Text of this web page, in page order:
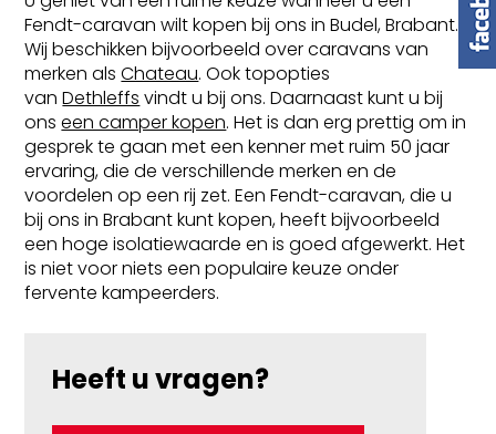
Fendt-caravan wilt kopen bij ons in Budel, Brabant.
Wij beschikken bijvoorbeeld over caravans van
merken alsChateau. Ook topopties
vanDethleffs vindt u bij ons. Daarnaast kunt u bij
onseen camper kopen. Het is dan erg prettig om in
gesprek te gaan met een kenner met ruim 50 jaar
ervaring, die de verschillende merken en de
voordelen op een rij zet. Een Fendt-caravan, die u
bij ons in Brabant kunt kopen, heeft bijvoorbeeld
een hoge isolatiewaarde en is goed afgewerkt. Het
is niet voor niets een populaire keuze onder
fervente kampeerders.
Heeft u vragen?